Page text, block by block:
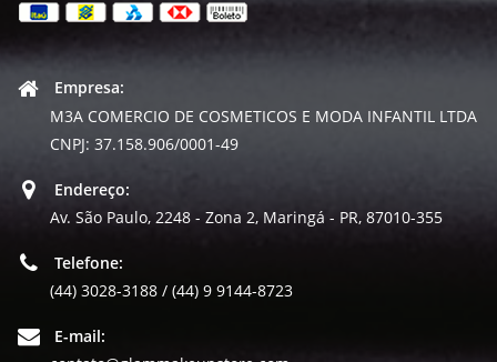
Empresa:
M3A COMERCIO DE COSMETICOS E MODA INFANTIL LTDA
CNPJ: 37.158.906/0001-49
Endereço:
Av. São Paulo, 2248 - Zona 2, Maringá - PR, 87010-355
Telefone:
(44) 3028-3188 / (44) 9 9144-8723
E-mail: